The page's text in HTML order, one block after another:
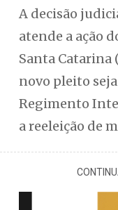
A decisão
atende a ação
Santa Catarina
novo pleito
Regimento
a reeleição de